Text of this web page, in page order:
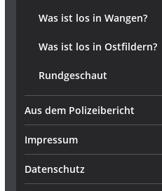
Was ist los in Wangen?
Was ist los in Ostfildern?
Rundgeschaut
Aus dem Polizeibericht
Impressum
Datenschutz